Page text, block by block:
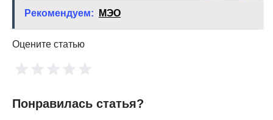
Рекомендуем: МЭО
Оцените статью
Понравилась статья?